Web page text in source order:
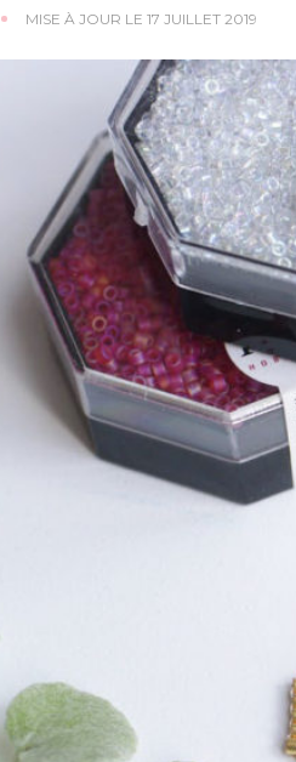
MISE À JOUR LE 17 JUILLET 2019